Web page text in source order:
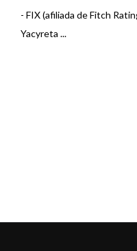
- FIX (afiliada de Fitch
Yacyreta ...